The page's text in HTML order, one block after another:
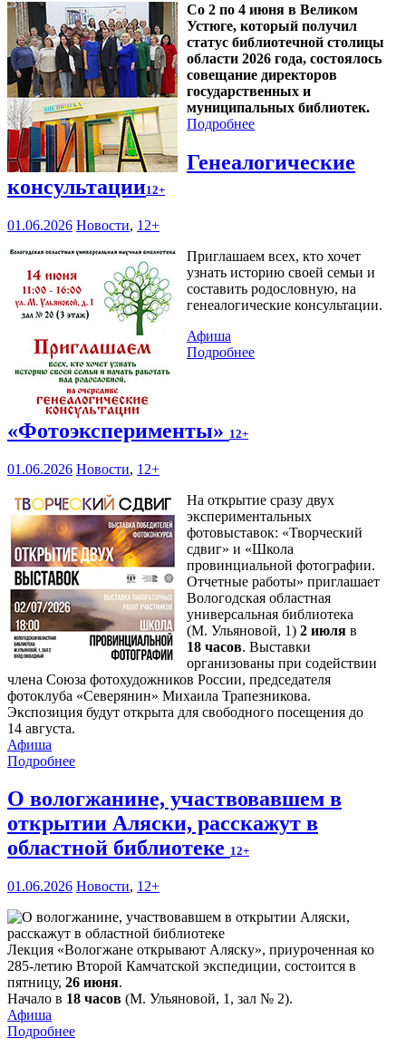
Со 2 по 4 июня в Великом
Устюге, который получил
статус библиотечной столицы
области 2026 года, состоялось
совещание директоров
государственных и
муниципальных библиотек.
Подробнее
Генеалогические
консультации12+
01.06.2026 Новости, 12+
Приглашаем всех, кто хочет
узнать историю своей семьи и
составить родословную, на
генеалогические консультации.
Афиша
Подробнее
«Фотоэксперименты» 12+
01.06.2026 Новости, 12+
На открытие сразу двух
экспериментальных
фотовыставок: «Творческий
сдвиг» и «Школа
провинциальной фотографии.
Отчетные работы» приглашает
Вологодская областная
универсальная библиотека
(М. Ульяновой, 1) 2 июля в
18 часов. Выставки
организованы при содействии
члена Союза фотохудожников России, председателя
фотоклуба «Северянин» Михаила Трапезникова.
Экспозиция будут открыта для свободного посещения до
14 августа.
Афиша
Подробнее
О вологжанине, участвовавшем в
открытии Аляски, расскажут в
областной библиотеке 12+
01.06.2026 Новости, 12+
Лекция «Вологжане открывают Аляску», приуроченная ко
285-летию Второй Камчатской экспедиции, состоится в
пятницу, 26 июня.
Начало в 18 часов (М. Ульяновой, 1, зал № 2).
Афиша
Подробнее